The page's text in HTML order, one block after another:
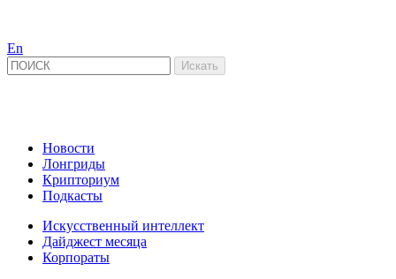
En
Новости
Лонгриды
Крипториум
Подкасты
Искусственный интеллект
Дайджест месяца
Корпораты